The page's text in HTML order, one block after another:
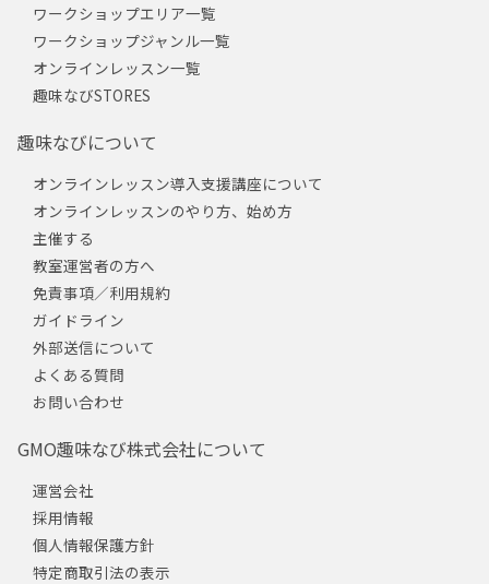
ワークショップエリア一覧
ワークショップジャンル一覧
オンラインレッスン一覧
趣味なびSTORES
趣味なびについて
オンラインレッスン導入支援講座について
オンラインレッスンのやり方、始め方
主催する
教室運営者の方へ
免責事項／利用規約
ガイドライン
外部送信について
よくある質問
お問い合わせ
GMO趣味なび株式会社について
運営会社
採用情報
個人情報保護方針
特定商取引法の表示